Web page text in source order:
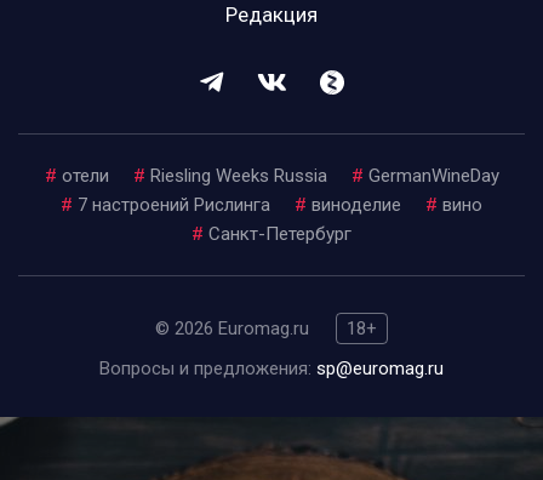
Редакция
# отели # Riesling Weeks Russia # GermanWineDay
# 7 настроений Рислинга # виноделие # вино
# Санкт-Петербург
© 2026 Euromag.ru
18+
Вопросы и предложения: sp@euromag.ru